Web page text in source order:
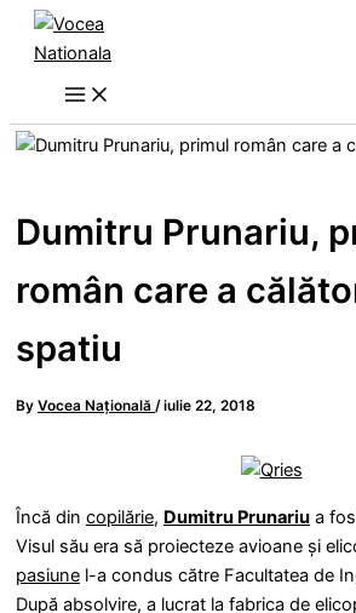
Skip
Dumitru Prunariu,
român care a
spatiu
By Vocea Națională /iulie 22, 2018
Încă din copilărie, Dumitru Prunariu a
Visul său era să proiecteze avioane și
pasiune l-a condus către Facultatea de
După absolvire, a lucrat la fabrica de